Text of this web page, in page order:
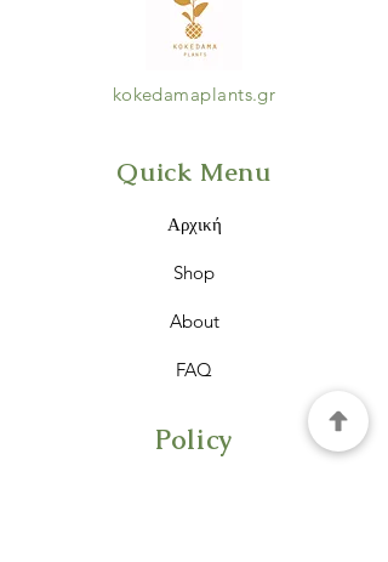
kokedamaplants.gr
Quick Menu
Αρχική
Shop
About
FAQ
Policy